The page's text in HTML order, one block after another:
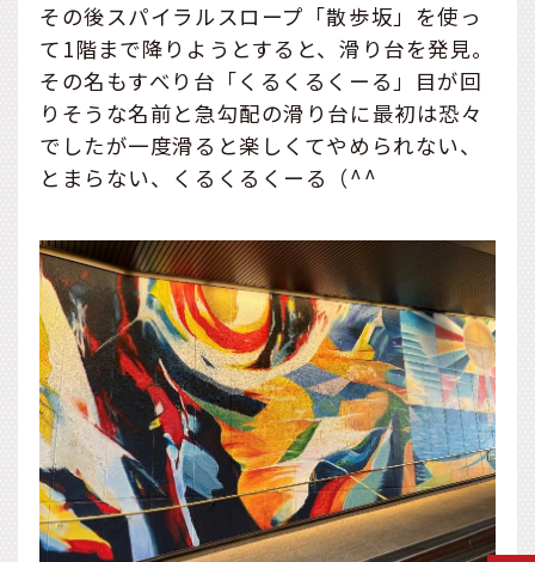
その後スパイラルスロープ「散歩坂」を使っ
て1階まで降りようとすると、滑り台を発見。
その名もすべり台「くるくるくーる」目が回
りそうな名前と急勾配の滑り台に最初は恐々
でしたが一度滑ると楽しくてやめられない、
とまらない、くるくるくーる（^^